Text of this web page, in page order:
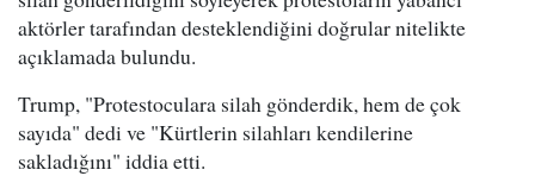
aktörler tarafından desteklendiğini doğrular nitelikte
açıklamada bulundu.
Trump, "Protestoculara silah gönderdik, hem de çok
sayıda" dedi ve "Kürtlerin silahları kendilerine
sakladığını" iddia etti.